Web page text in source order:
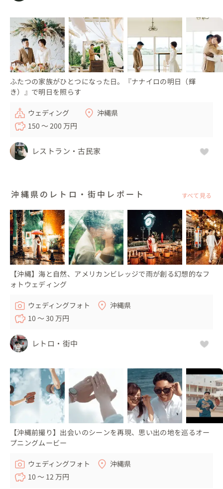
ふたつの家族がひとつになった日。『ナナイロの明日（輝
き）』で明日を照らす
ウェディング
沖縄県
150 〜 200 万円
レストラン・古民家
沖縄県のレトロ・街中レポート すべて見る
【沖縄】海と自然、アメリカンビレッジで雨が創る幻想的なフ
ォトウェディング
ウェディングフォト
沖縄県
10 〜 30 万円
レトロ・街中
【沖縄前撮り】出会いのシーンを再現、思い出の地を巡るオー
プニングムービー
ウェディングフォト
沖縄県
10 〜 12 万円